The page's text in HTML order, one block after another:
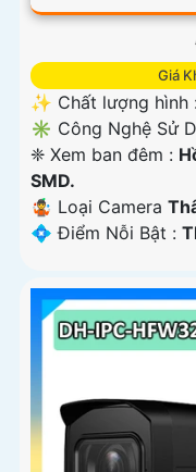
Giá
✨ Chất lượng hình
✳️ Công Nghệ Sử
❈ Xem ban đêm :
SMD.
🤹 Loại Camera
️💠 Điểm Nỗi Bật :